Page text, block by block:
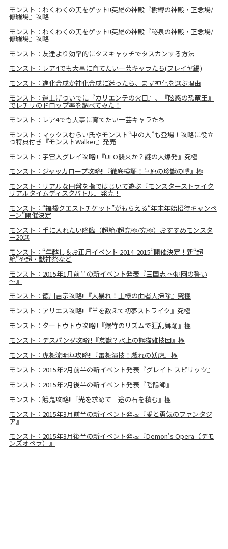
モンスト：わくわくの実をゲット!!英雄の神殿『樹縛の神殿・正念場/
修羅場』攻略
モンスト：わくわくの実をゲット!!英雄の神殿『秘泉の神殿・正念場/
修羅場』攻略
モンスト：友達より効率的にタスキャッチでタスカンする方法
モンスト：レア4でも大事に育てたい一芸キャラたち(フレイヤ編)
モンスト：進化合成か神化合成に迷ったら、まず神化を選ぶ理由
モンスト：運上げついでに『カリエンテの火口』、『眩惑の恐竜王』
でレチリのドロップ率を調べてみた！
モンスト：レア4でも大事に育てたい一芸キャラたち
モンスト：マックスむらい氏やモンスト“中の人”も登場！攻略に役立
つ特典付き『モンストWalker』発売
モンスト：宇宙人グレイ攻略!!『UFO襲来か？謎の大爆発』究極
モンスト：ジャッカロープ攻略!!『徹底検証！草原の珍獣の噂』極
モンスト：リアルな円盤を指ではじいて遊ぶ『モンスターストライク
リアルタイムディスクバトル』発売！
モンスト：“福袋クエストチケット”がもらえる“年末年始招待キャンペ
ーン”開催決定
モンスト：手に入れたい降臨（超絶/超究極/究極）おすすめモンスタ
ー20選
モンスト：“年越し＆お正月イベント 2014-2015”開催決定！新“超
絶”や超・獣神祭など
モンスト：2015年1月前半の新イベント発表『三国志 ～桃園の誓い
～』
モンスト：徳川吉宗攻略!!『大暴れ！上様の曲者大掃除』究極
モンスト：アリエス攻略!!『羊を数えて初夢ストライク』究極
モンスト：タートウトウ攻略!!『爆竹のリズムで狂乱舞踊』極
モンスト：デスパンダ攻略!!『怠獣？水上の熊猫雑技団』極
モンスト：虎舞流明華攻略!!『雷舞演技！戯れの妖虎』極
モンスト：2015年2月前半の新イベント発表『グレイト スピリッツ』
モンスト：2015年2月後半の新イベント発表『陰陽師』
モンスト：餓鬼攻略!!『光を求めて三途の石を積む』極
モンスト：2015年3月前半の新イベント発表『愛と勇気のファンタジ
ア』
モンスト：2015年3月後半の新イベント発表『Demon’s Opera（デモ
ンズオペラ）』